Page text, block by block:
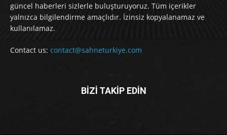
güncel haberleri sizlerle buluşturuyoruz. Tüm içerikler
yalnızca bilgilendirme amaçlıdır. İzinsiz kopyalanamaz ve
kullanılamaz.
Contact us: contact@sahneturkiye.com
BİZİ TAKİP EDİN